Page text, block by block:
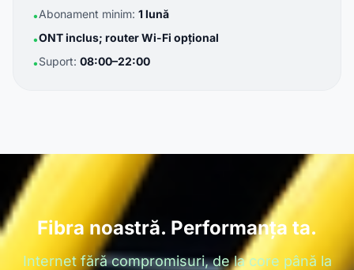
•Abonament minim: 1 lună
•ONT inclus; router Wi-Fi opțional
•Suport: 08:00–22:00
Fibra noastră. Performanța ta.
Internet fără compromisuri, de la core până la